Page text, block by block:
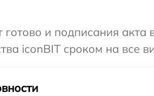
готово и подписания
iconBIT сроком на все